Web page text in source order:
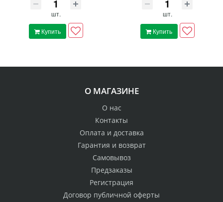
шт.
Купить
шт.
Купить
О МАГАЗИНЕ
О нас
Контакты
Оплата и доставка
Гарантия и возврат
Самовывоз
Предзаказы
Регистрация
Договор публичной оферты